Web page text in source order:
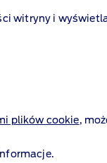
witryny i
plików cookie,